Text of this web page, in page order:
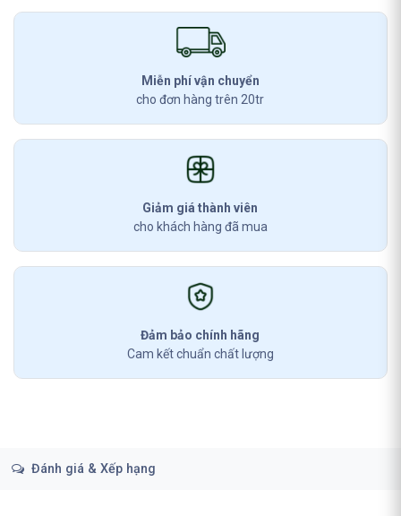
Miễn phí vận chuyển
cho đơn hàng trên 20tr
Giảm giá thành viên
cho khách hàng đã mua
Đảm bảo chính hãng
Cam kết chuẩn chất lượng
Đánh giá & Xếp hạng